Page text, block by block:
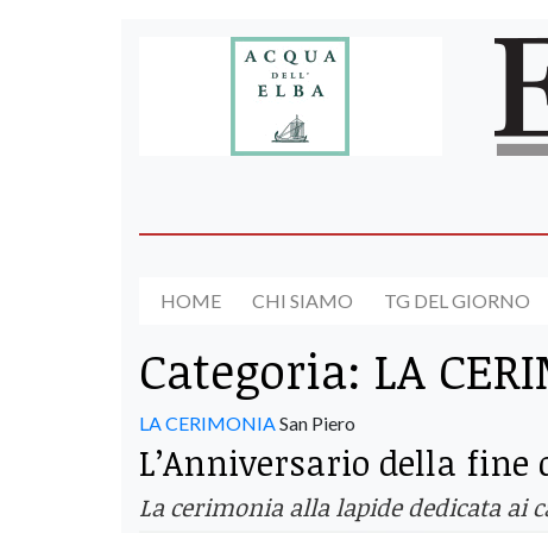
HOME CHI SIAMO TG DEL GIORNO
Categoria: LA
LA CERIMONIA San Piero
L’Anniversario della
La cerimonia alla lapide dedicata ai